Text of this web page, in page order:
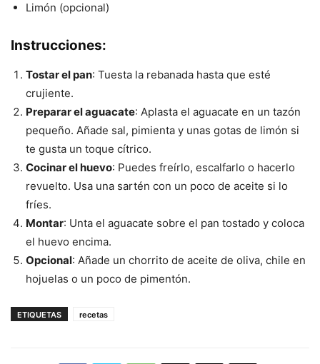
Limón (opcional)
Instrucciones:
Tostar el pan: Tuesta la rebanada hasta que esté
crujiente.
Preparar el aguacate: Aplasta el aguacate en un tazón
pequeño. Añade sal, pimienta y unas gotas de limón si
te gusta un toque cítrico.
Cocinar el huevo: Puedes freírlo, escalfarlo o hacerlo
revuelto. Usa una sartén con un poco de aceite si lo
fríes.
Montar: Unta el aguacate sobre el pan tostado y coloca
el huevo encima.
Opcional: Añade un chorrito de aceite de oliva, chile en
hojuelas o un poco de pimentón.
ETIQUETAS recetas